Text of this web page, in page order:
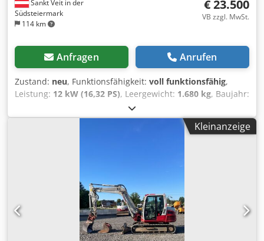
Sankt Veit in der
Südsteiermark
114 km
€ 23.500
VB zzgl. MwSt.
Anfragen Anrufen
Zustand: neu, Funktionsfähigkeit: voll funktionsfähig,
Leistung: 12 kW (16,32 PS), Leergewicht: 1.680 kg, Baujahr:
, Ausstattung:
Hammerhydraulik, Kopfschutz, Zusatzscheinwerfer,
, 2 Stk Minibagger TAKEUCHI TB
demontierbar! ) - Arbeitsscheinwerfer Verkaufspreis:
23.500,-- netto pro Stück! Auch günstige Zustellung! Neuer
Schnellwechsler und Neue Löffel und Neuer Hammer
gegen Aufzahlung am Lager!
Kleinanzeige